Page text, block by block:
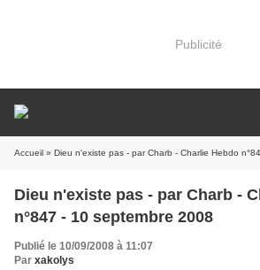
Publicité
Accueil » Dieu n'existe pas - par Charb - Charlie Hebdo
Dieu n'existe pas - par Charb -
n°847 - 10 septembre 2008
Publié le 10/09/2008 à 11:07
Par xakolys